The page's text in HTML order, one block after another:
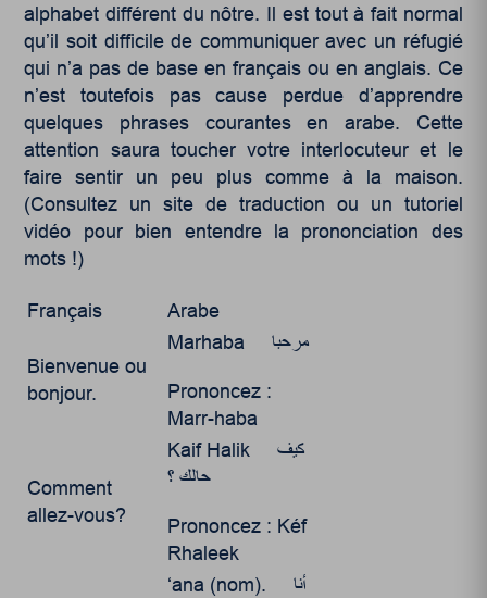
alphabet différent du nôtre. Il est tout à fait normal
qu’il soit difficile de communiquer avec un réfugié
qui n’a pas de base en français ou en anglais. Ce
n’est toutefois pas cause perdue d’apprendre
quelques phrases courantes en arabe. Cette
attention saura toucher votre interlocuteur et le
faire sentir un peu plus comme à la maison.
(Consultez un site de traduction ou un tutoriel
vidéo pour bien entendre la prononciation des
mots !)
Français Arabe
Bienvenue ou
bonjour.
Marhaba مرحبا
Prononcez :
Marr-haba
Comment
allez-vous?
Kaif Halik كيف
حالك ؟
Prononcez : Kéf
Rhaleek
‘ana (nom). أنا